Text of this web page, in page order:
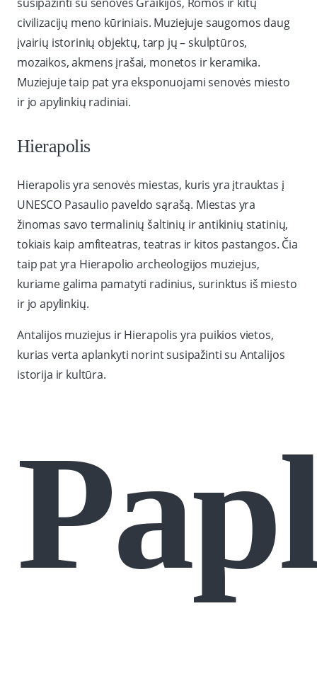
civilizacijų meno kūriniais. Muziejuje saugomos daug
įvairių istorinių objektų, tarp jų – skulptūros,
mozaikos, akmens įrašai, monetos ir keramika.
Muziejuje taip pat yra eksponuojami senovės miesto
ir jo apylinkių radiniai.
Hierapolis
Hierapolis yra senovės miestas, kuris yra įtrauktas į
UNESCO Pasaulio paveldo sąrašą. Miestas yra
žinomas savo termalinių šaltinių ir antikinių statinių,
tokiais kaip amfiteatras, teatras ir kitos pastangos. Čia
taip pat yra Hierapolio archeologijos muziejus,
kuriame galima pamatyti radinius, surinktus iš miesto
ir jo apylinkių.
Antalijos muziejus ir Hierapolis yra puikios vietos,
kurias verta aplankyti norint susipažinti su Antalijos
istorija ir kultūra.